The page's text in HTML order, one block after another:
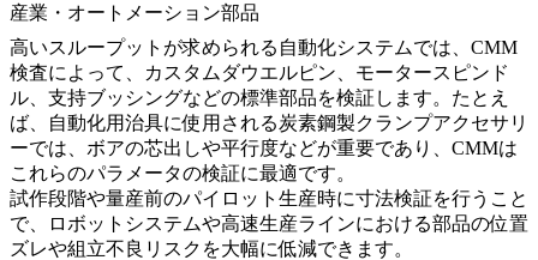
産業・オートメーション部品
高いスループットが求められる自動化システムでは、CMM
検査によって、カスタムダウエルピン、モータースピンド
ル、支持ブッシングなどの標準部品を検証します。たとえ
ば、自動化用治具に使用される炭素鋼製クランプアクセサリ
ーでは、ボアの芯出しや平行度などが重要であり、CMMは
これらのパラメータの検証に最適です。
試作段階や量産前のパイロット生産時に寸法検証を行うこと
で、ロボットシステムや高速生産ラインにおける部品の位置
ズレや組立不良リスクを大幅に低減できます。